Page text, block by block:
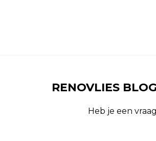
RENOVLIES BLOG
Heb je een